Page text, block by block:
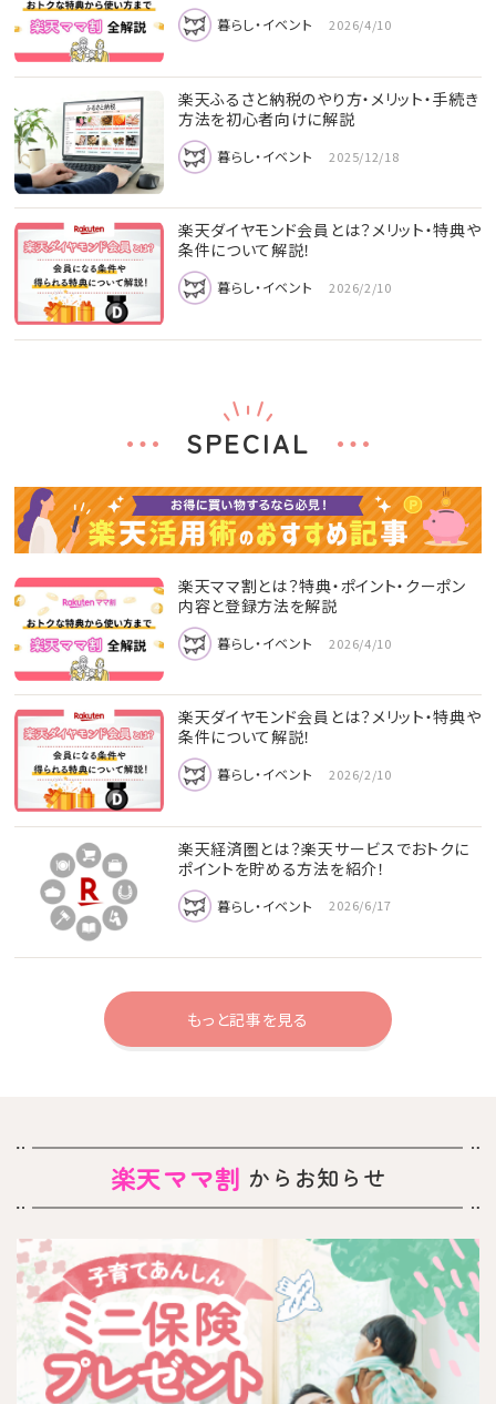
暮らし・イベント 2026/4/10
楽天ふるさと納税のやり方・メリット・手続き
方法を初心者向けに解説
暮らし・イベント 2025/12/18
楽天ダイヤモンド会員とは？メリット・特典や
条件について解説！
暮らし・イベント 2026/2/10
SPECIAL
楽天ママ割とは？特典・ポイント・クーポン
内容と登録方法を解説
暮らし・イベント 2026/4/10
楽天ダイヤモンド会員とは？メリット・特典や
条件について解説！
暮らし・イベント 2026/2/10
楽天経済圏とは？楽天サービスでおトクに
ポイントを貯める方法を紹介！
暮らし・イベント 2026/6/17
もっと記事を見る
楽天ママ割 からお知らせ